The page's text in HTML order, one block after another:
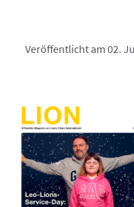
Veröffentlicht am 02.